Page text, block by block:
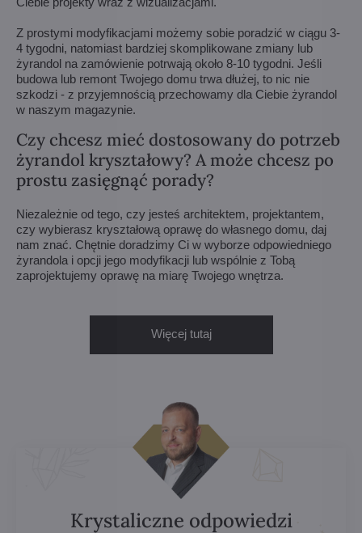
Z prostymi modyfikacjami możemy sobie poradzić w ciągu 3-
4 tygodni, natomiast bardziej skomplikowane zmiany lub
żyrandol na zamówienie potrwają około 8-10 tygodni. Jeśli
budowa lub remont Twojego domu trwa dłużej, to nic nie
szkodzi - z przyjemnością przechowamy dla Ciebie żyrandol
w naszym magazynie.
Czy chcesz mieć dostosowany do potrzeb
żyrandol kryształowy? A może chcesz po
prostu zasięgnąć porady?
Niezależnie od tego, czy jesteś architektem, projektantem,
czy wybierasz kryształową oprawę do własnego domu, daj
nam znać. Chętnie doradzimy Ci w wyborze odpowiedniego
żyrandola i opcji jego modyfikacji lub wspólnie z Tobą
zaprojektujemy oprawę na miarę Twojego wnętrza.
Więcej tutaj
Krystaliczne odpowiedzi